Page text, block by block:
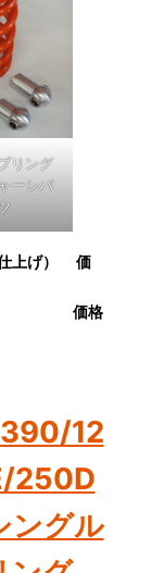
リング
ーシパ
仕上げ） 価
格
12
250D
ングル